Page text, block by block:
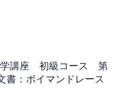
学講座 初級コース 第
：ポイマンドレース